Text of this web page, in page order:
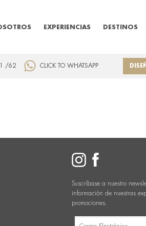
EXPERIENCIAS DESTINOS
/62 CLICK TO WHATSAPP
Suscríbase a nuestro
información de nuestras
promociones.